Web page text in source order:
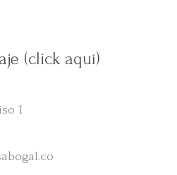
(click aquí)
1